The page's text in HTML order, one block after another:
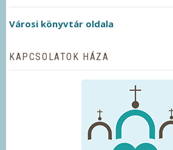
Városi könyvtár oldala
KAPCSOLATOK HÁZA